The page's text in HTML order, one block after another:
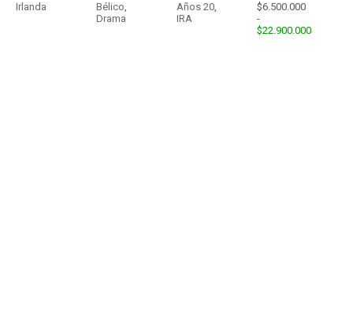
Irlanda Bélico,
Drama
Años 20,
IRA
$6.500.000
-
$22.900.000